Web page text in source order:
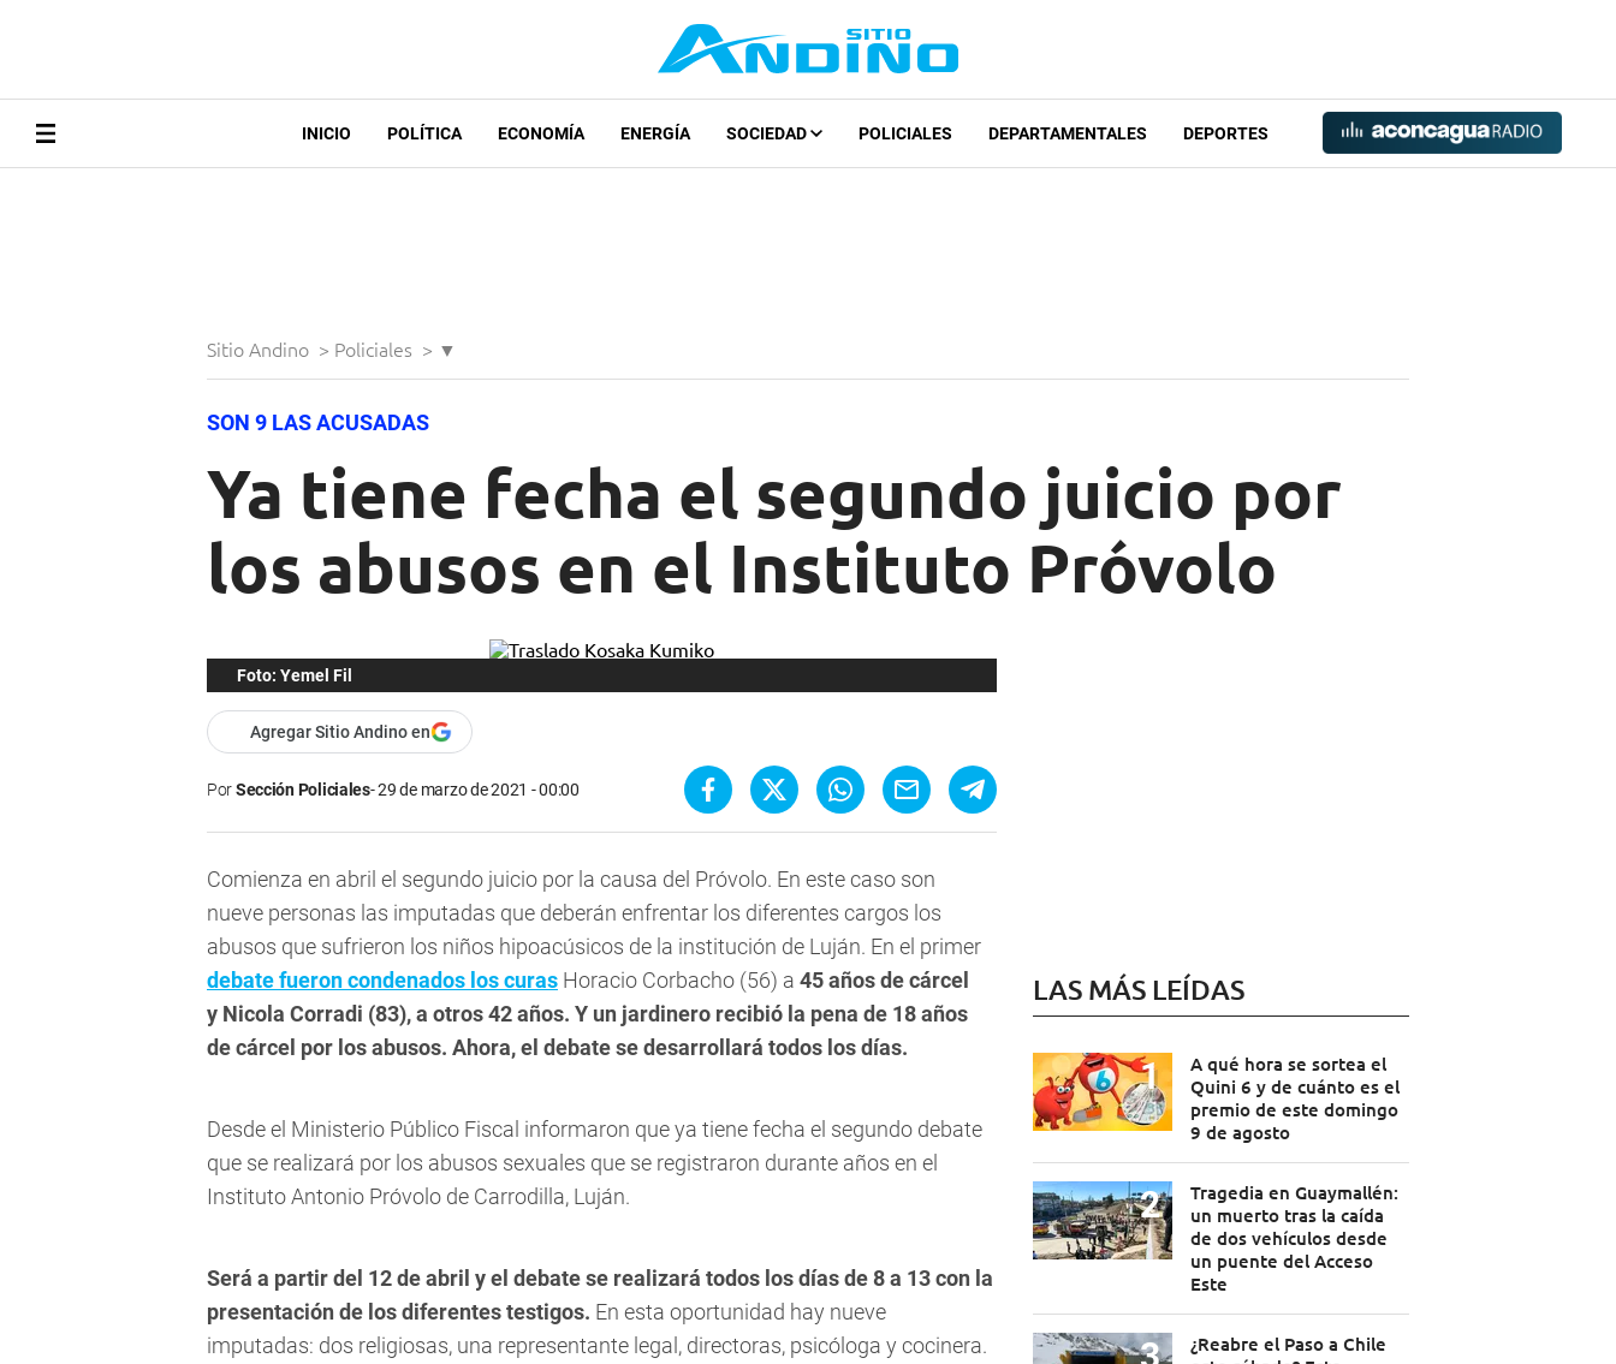
INICIO POLÍTICA ECONOMÍA ENERGÍA SOCIEDAD POLICIALES DEPARTAMENTALES DEPORTES
Sitio Andino > Policiales > ▼
SON 9 LAS ACUSADAS
Ya tiene fecha el segundo juicio por
los abusos en el Instituto Próvolo
Foto: Yemel Fil
Agregar Sitio Andino en
PorSección Policiales 29 de marzo de 2021 - 00:00
Comienza en abril el segundo juicio por la causa del Próvolo. En este caso son
nueve personas las imputadas que deberán enfrentar los diferentes cargos los
abusos que sufrieron los niños hipoacúsicos de la institución de Luján. En el primer
debate fueron condenados los curas Horacio Corbacho (56) a 45 años de cárcel
y Nicola Corradi (83), a otros 42 años. Y un jardinero recibió la pena de 18 años
de cárcel por los abusos. Ahora, el debate se desarrollará todos los días.
Desde el Ministerio Público Fiscal informaron que ya tiene fecha el segundo debate
que se realizará por los abusos sexuales que se registraron durante años en el
Instituto Antonio Próvolo de Carrodilla, Luján.
Será a partir del 12 de abril y el debate se realizará todos los días de 8 a 13 con la
presentación de los diferentes testigos. En esta oportunidad hay nueve
imputadas: dos religiosas, una representante legal, directoras, psicóloga y cocinera.
LAS MÁS LEÍDAS
A qué hora se sortea el
Quini 6 y de cuánto es el
premio de este domingo
9 de agosto
Tragedia en Guaymallén:
un muerto tras la caída
de dos vehículos desde
un puente del Acceso
Este
¿Reabre el Paso a Chile